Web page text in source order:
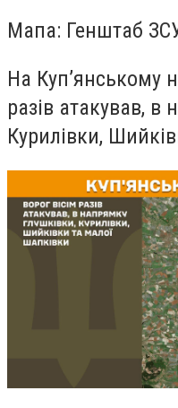
Мапа: Генштаб
На Куп’янському
разів атакував, в
Курилівки,